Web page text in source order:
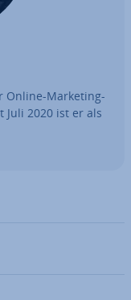
Online-Marketing-
Juli 2020 ist er als